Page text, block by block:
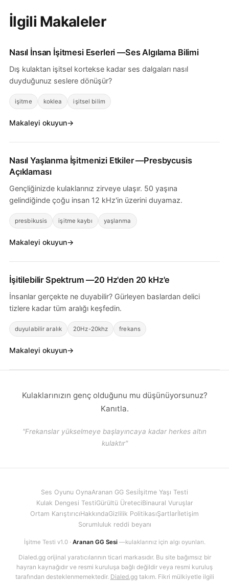
İlgili Makaleler
Nasıl İnsan İşitmesiEserleri —Ses Algılama Bilimi
Dış kulaktan işitsel kortekse kadar ses dalgaları nasıl
duyduğunuz seslere dönüşür?
işitme koklea işitsel bilim
Makaleyi okuyun
NasılYaşlanma İşitmenizi Etkiler—Presbycusis
Açıklaması
Gençliğinizde kulaklarınız zirveye ulaşır. 50 yaşına
gelindiğinde çoğu insan 12 kHz'in üzerini duyamaz.
presbikusis işitme kaybı yaşlanma
Makaleyi okuyun
İşitilebilir Spektrum —20 Hz'den 20 kHz'e
İnsanlar gerçekte ne duyabilir? Gürleyen baslardan delici
tizlere kadar tüm aralığı keşfedin.
duyulabilir aralık 20Hz-20khz frekans
Makaleyi okuyun
Kulaklarınızın genç olduğunu mu düşünüyorsunuz?
Kanıtla.
"Frekanslar yükselmeye başlayıncaya kadar herkes altın
kulaktır"
Ses Oyunu OynaAranan GG Sesiİşitme Yaşı Testi
Kulak Dengesi TestiGürültü ÜreteciBinaural Vuruşlar
Ortam KarıştırıcıHakkındaGizlilik PolitikasıŞartlarİletişim
Sorumluluk reddi beyanı
İşitme Testi v1.0 · Aranan GG Sesi—kulaklarınız için algı oyunları.
Dialed.gg orijinal yaratıcılarının ticari markasıdır. Bu site bağımsız bir
hayran kaynağıdır ve resmi kuruluşa bağlı değildir veya resmi kuruluş
tarafından desteklenmemektedir. Dialed.ggtakım. Fikri mülkiyetle ilgili